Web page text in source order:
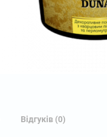
Відгуків (0)